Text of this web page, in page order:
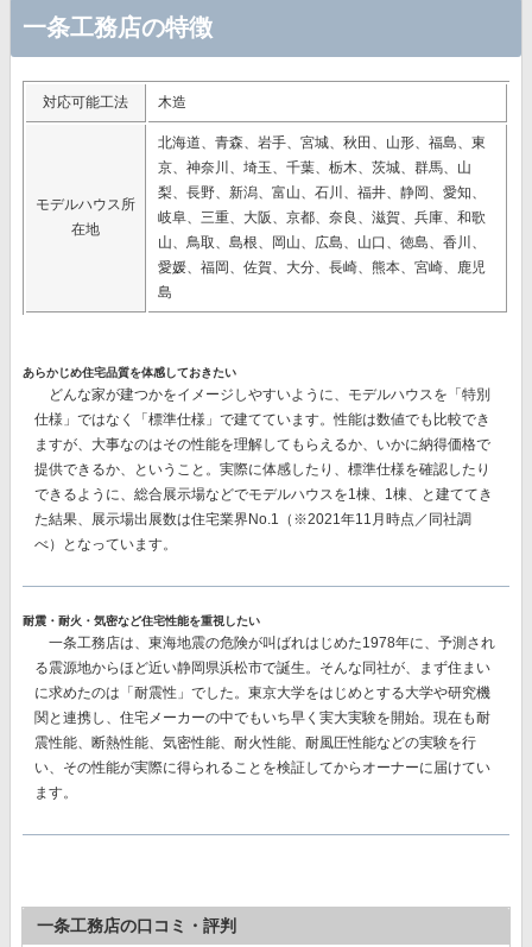
一条工務店の特徴
対応可能工法 木造
モデルハウス所
在地
北海道、青森、岩手、宮城、秋田、山形、福島、東
京、神奈川、埼玉、千葉、栃木、茨城、群馬、山
梨、長野、新潟、富山、石川、福井、静岡、愛知、
岐阜、三重、大阪、京都、奈良、滋賀、兵庫、和歌
山、鳥取、島根、岡山、広島、山口、徳島、香川、
愛媛、福岡、佐賀、大分、長崎、熊本、宮崎、鹿児
島
あらかじめ住宅品質を体感しておきたい
どんな家が建つかをイメージしやすいように、モデルハウスを「特別
仕様」ではなく「標準仕様」で建てています。性能は数値でも比較でき
ますが、大事なのはその性能を理解してもらえるか、いかに納得価格で
提供できるか、ということ。実際に体感したり、標準仕様を確認したり
できるように、総合展示場などでモデルハウスを1棟、1棟、と建ててき
た結果、 展示場出展数は住宅業界No.1 （※2021年11月時点／同社調
べ）となっています。
耐震・耐火・気密など住宅性能を重視したい
一条工務店は、東海地震の危険が叫ばれはじめた1978年に、予測され
る震源地からほど近い静岡県浜松市で誕生。そんな同社が、まず住まい
に求めたのは「耐震性」でした。東京大学をはじめとする大学や研究機
関と連携し、住宅メーカーの中でもいち早く実大実験を開始。現在も耐
震性能、断熱性能、気密性能、耐火性能、耐風圧性能などの実験を行
い、その性能が実際に得られることを検証してからオーナーに届けてい
ます。
一条工務店の口コミ・評判